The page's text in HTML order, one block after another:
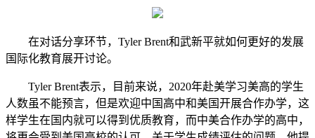
在对话分享环节，Tyler Brent和武新平就如何更好的发展
国际化教育展开讨论。
Tyler Brent表示，目前来说，2020年赴美学习美高的学生
人数虽不能预言，但是欢迎中国高中和美国开展合作办学，这
样学生在国内就可以得到优质教育，而中美合作办学的高中，